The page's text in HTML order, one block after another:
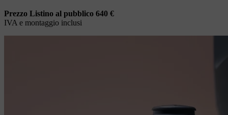
Prezzo Listino al pubblico 640 €
IVA e montaggio inclusi